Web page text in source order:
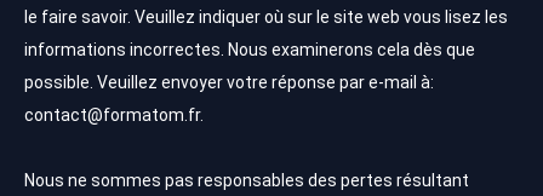
le faire savoir. Veuillez indiquer où sur le site web vous lisez les
informations incorrectes. Nous examinerons cela dès que
possible. Veuillez envoyer votre réponse par e-mail à:
contact@formatom.fr.
Nous ne sommes pas responsables des pertes résultant